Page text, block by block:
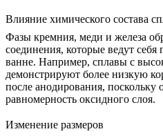
Влияние химического состава
Фазы кремния, меди и железа
соединения, которые ведут
ванне. Например, сплавы с
демонстрируют более низкую
после анодирования,
равномерность оксидного слоя.
Изменение размеров